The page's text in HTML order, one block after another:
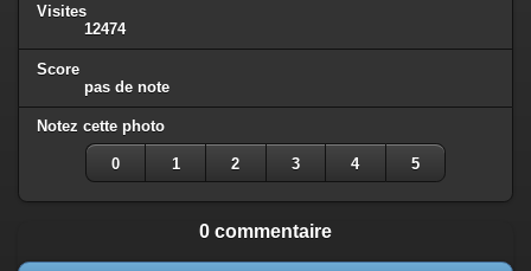
Visites
12474
Score
pas de note
Notez cette photo
0 1 2 3 4 5
0 commentaire